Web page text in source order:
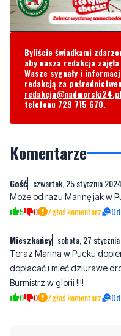
Byliście świadkami
aby nasza redakcja
Wasze sygnały i
telefonu729 715 670.
Komentarze
Może od razu Marinę jak w
Mieszkańcy sobota, 27
Teraz Marina w Pucku
Burmistrz w glorii !!!!
0 0 Zgłoś komentarz
Napisz swój